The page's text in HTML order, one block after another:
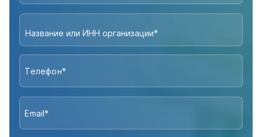
Название или ИНН организации*